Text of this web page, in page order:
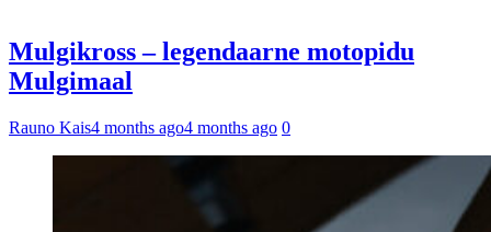
Mulgikross – legendaarne motopidu
Mulgimaal
Rauno Kais4 months ago4 months ago 0